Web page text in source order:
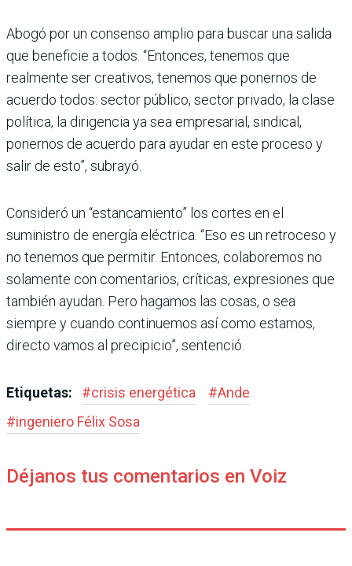
Abogó por un consenso amplio para buscar una salida
que beneficie a todos. “Enton­ces, tenemos que
realmente ser creativos, tenemos que ponernos de
acuerdo todos: sector público, sector privado, la clase
política, la dirigencia ya sea empresarial, sindical,
ponernos de acuerdo para ayudar en este proceso y
salir de esto”, subrayó.
Consideró un “estanca­miento” los cortes en el
suministro de energía eléc­trica. “Eso es un retroceso y
no tenemos que permi­tir. Entonces, colaboremos no
solamente con comen­tarios, críticas, expresio­nes que
también ayudan. Pero hagamos las cosas, o sea
siempre y cuando conti­nuemos así como estamos,
directo vamos al precipicio”, sentenció.
Etiquetas: #crisis energética #Ande
#ingeniero Félix Sosa
Déjanos tus comentarios en Voiz